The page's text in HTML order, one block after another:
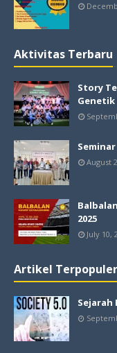
Aktivitas Terbaru
Story
Genetik
August
2025
July 10,
Artikel
Sejarah